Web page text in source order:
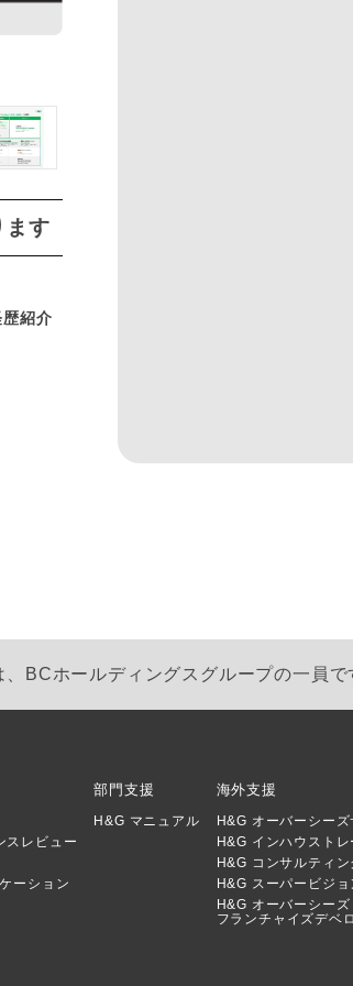
ます
歴紹介
、BCホールディングスグループの一員で
スレビュー
ーション
部門支援
H&G マニュアル
海外支援
H&G オーバーシーズ
H&G インハウスト
H&G コンサルティン
H&G スーパービジョ
H&G オーバーシーズ
フランチャイズデベ